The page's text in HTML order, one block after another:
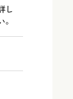
し